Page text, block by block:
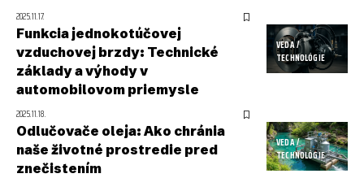
2025.11.17.
VEDA /
TECHNOLÓGIE
Funkcia jednokotúčovej
vzduchovej brzdy: Technické
základy a výhody v
automobilovom priemysle
2025.11.18.
VEDA /
TECHNOLÓGIE
Odlučovače oleja: Ako chránia
naše životné prostredie pred
znečistením